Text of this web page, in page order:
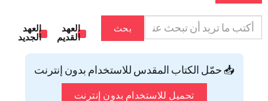
بحث
العهد
القديم
العهد
الجديد
📥 حمّل الكتاب المقدس للاستخدام بدون إنترنت
تحميل للاستخدام بدون إنترنت